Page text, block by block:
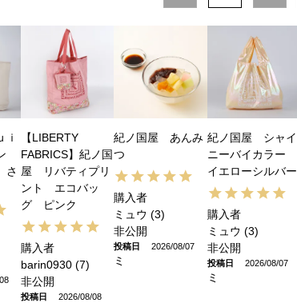
さ
【LIBERTY
FABRICS】紀ノ国
屋 リバティプリ
ント エコバッ
グ ピンク
購入者
barin0930 7
非公開
投稿日 2026/08/08
紀ノ国屋 あんみ
つ
購入者
ミュウ
3
非公開
投稿日 2026/08/07
ミ
紀ノ国屋 シャイ
ニーバイカラー
イエローシルバー
購入者
ミュウ
3
非公開
投稿日 2026/08/07
ミ